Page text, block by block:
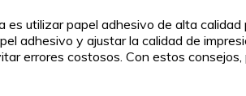
es utilizar papel adhesivo de alta
adhesivo y ajustar la calidad de
errores costosos. Con estos